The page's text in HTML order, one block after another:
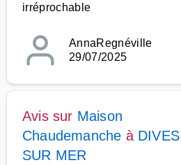
irréprochable
AnnaRegnéville
29/07/2025
Avis sur Maison
Chaudemanche à DIVES
SUR MER